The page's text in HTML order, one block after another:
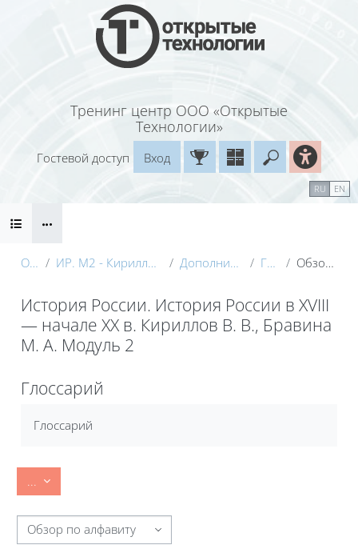
Перейти к основному содержанию
Тренинг центр ООО «Открытые
Технологии»
Введите
Гостевой доступ
Вход
RU EN
Блоки
О курсе ИР. М2 - Кириллов (Электронный курс) с видео Дополнительные материалы Глоссарий Обзор по алфавиту
История России. История России в XVIII
— начале XX в. Кириллов В. В., Бравина
М. А. Модуль 2
Глоссарий
Глоссарий
... Экспорт записей
Обзор глоссария по алфавиту